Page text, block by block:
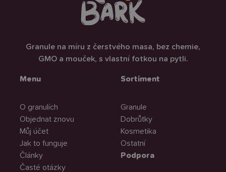
Granule na míru z čerstvého masa, bez chemie,
GMO a mouček, s vlastní fotkou na pytli.
Menu
O granulích
Objednat znovu
Můj účet
Jak to funguje
Články
Časté otázky
Sortiment
Granule
Dobrůtky
Kosmetika
Ostatní
Podpora